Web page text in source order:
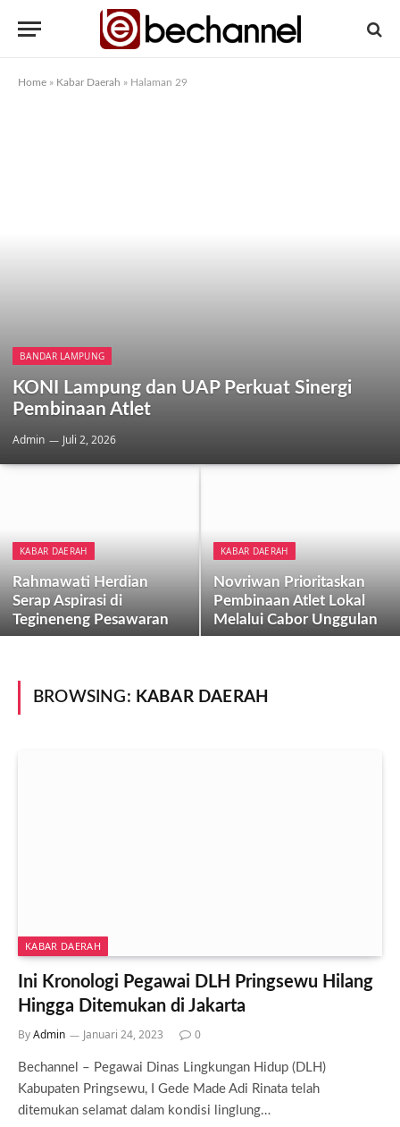
Home » Kabar Daerah » Halaman 29
BANDAR LAMPUNG
KONI Lampung dan UAP Perkuat Sinergi
Pembinaan Atlet
Admin Juli 2, 2026
KABAR DAERAH
Rahmawati Herdian
Serap Aspirasi di
Tegineneng Pesawaran
KABAR DAERAH
Novriwan Prioritaskan
Pembinaan Atlet Lokal
Melalui Cabor Unggulan
BROWSING: KABAR DAERAH
KABAR DAERAH
Ini Kronologi Pegawai DLH Pringsewu Hilang
Hingga Ditemukan di Jakarta
ByAdmin Januari 24, 2023 0
Bechannel – Pegawai Dinas Lingkungan Hidup (DLH)
Kabupaten Pringsewu, I Gede Made Adi Rinata telah
ditemukan selamat dalam kondisi linglung…